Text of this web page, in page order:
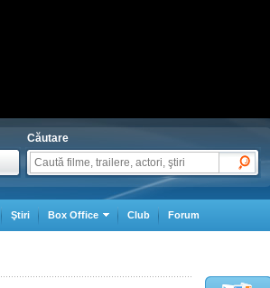
Căutare
Ştiri Box Office Club Forum